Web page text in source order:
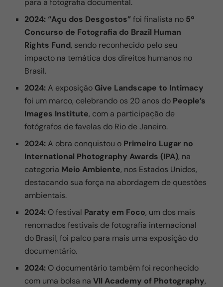
para a fotografia documental.
2024: “Açu dos Desgostos”foi finalista no 5º
Concurso de Fotografia do Brazil Human
Rights Fund, sendo reconhecido pelo seu
impacto na temática dos direitos humanos no
Brasil.
2024: A exposição Give Landscape to Intimacy
foi um marco, celebrando os 20 anos do People’s
Images Institute, com a participação de
fotógrafos de favelas do Rio de Janeiro.
2024: A obra conquistou o Primeiro Lugar no
International Photography Awards (IPA), na
categoria Meio Ambiente, nos Estados Unidos,
destacando sua força na abordagem de questões
ambientais.
2024: O festival Paraty em Foco, um dos mais
renomados festivais de fotografia internacional
do Brasil, foi palco para mais uma exposição do
documentário.
2024: O documentário também foi reconhecido
com uma bolsa naVII Academy of Photography,